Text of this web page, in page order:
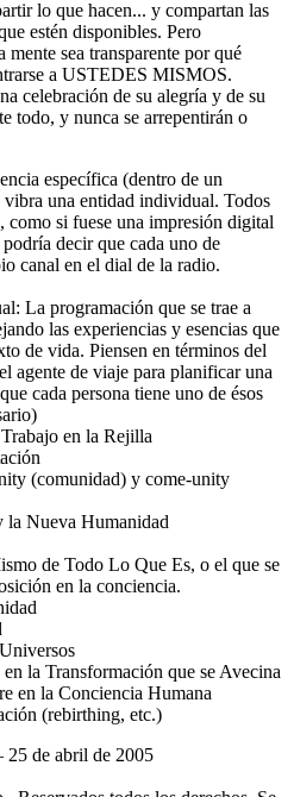
lo que hacen... y compartan las
estén disponibles. Pero
mente sea transparente por qué
a USTEDES MISMOS.
celebración de su alegría y de su
todo, y nunca se arrepentirán o
específica (dentro de un
vibra una entidad individual. Todos
como si fuese una impresión digital
decir que cada uno de
canal en el dial de la radio.
La programación que se trae a
las experiencias y esencias que
de vida. Piensen en términos del
agente de viaje para planificar una
cada persona tiene uno de ésos
en la Rejilla
(comunidad) y come-unity
la Nueva Humanidad
de Todo Lo Que Es, o el que se
en la conciencia.
la Transformación que se Avecina
en la Conciencia Humana
(rebirthing, etc.)
25 de abril de 2005